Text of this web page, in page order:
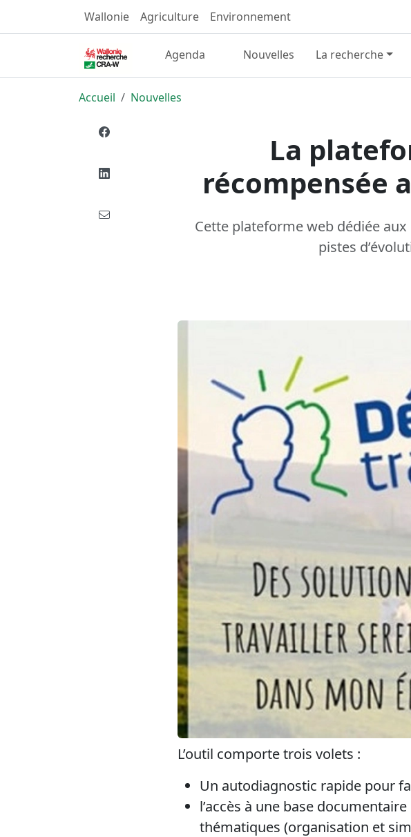
Wallonie Agriculture Environnement
Agenda Nouvelles La recherche
Accueil
Nouvelles
La
récompensée
Cette plateforme web dédiée
pistes
L’outil comporte trois volets :
Un autodiagnostic rapide pour
l’accès à une base
thématiques (organisation et